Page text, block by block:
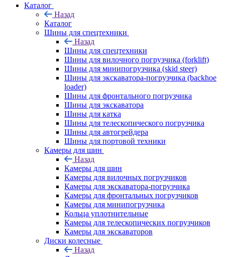
Каталог
Назад
Каталог
Шины для спецтехники
Назад
Шины для спецтехники
Шины для вилочного погрузчика (forklift)
Шины для минипогрузчика (skid steer)
Шины для экскаватора-погрузчика (backhoe
loader)
Шины для фронтального погрузчика
Шины для экскаватора
Шины для катка
Шины для телескопического погрузчика
Шины для автогрейдера
Шины для портовой техники
Камеры для шин
Назад
Камеры для шин
Камеры для вилочных погрузчиков
Камеры для экскаватора-погрузчика
Камеры для фронтальных погрузчиков
Камеры для минипогрузчика
Кольца уплотнительные
Камеры для телескопических погрузчиков
Камеры для экскаваторов
Диски колесные
Назад